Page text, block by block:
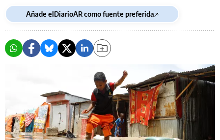
Añade elDiarioAR como fuente preferida